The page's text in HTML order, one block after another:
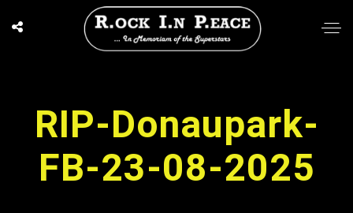
RIP-Donaupark-
FB-23-08-2025